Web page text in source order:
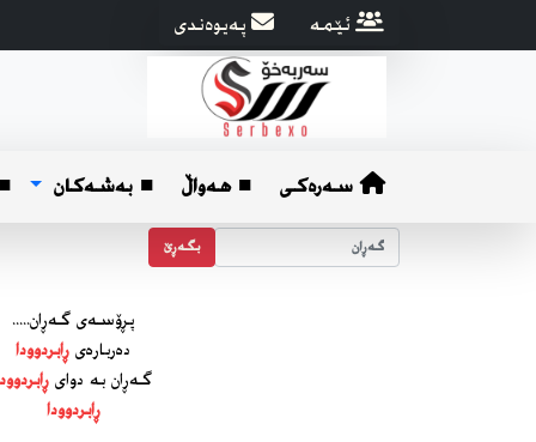
ئێمه په‌یوه‌ندی
سەرەکی ■ هه‌واڵ ■ بەشەکان
بگه‌ڕێ
پڕۆسه‌ی گه‌ڕان.....
ده‌رباره‌ی ڕابردوودا
گه‌ڕان به دوای
ڕابردوودا